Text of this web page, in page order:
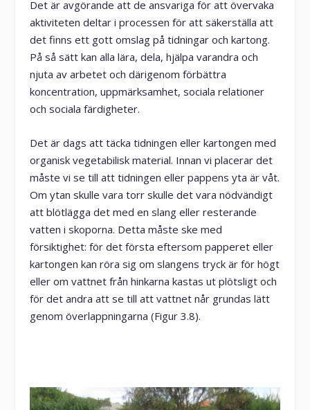
Det är avgörande att de ansvariga för att övervaka
aktiviteten deltar i processen för att säkerställa att
det finns ett gott omslag på tidningar och kartong.
På så sätt kan alla lära, dela, hjälpa varandra och
njuta av arbetet och därigenom förbättra
koncentration, uppmärksamhet, sociala relationer
och sociala färdigheter.
Det är dags att täcka tidningen eller kartongen med
organisk vegetabilisk material. Innan vi placerar det
måste vi se till att tidningen eller pappens yta är våt.
Om ytan skulle vara torr skulle det vara nödvändigt
att blötlägga det med en slang eller resterande
vatten i skoporna. Detta måste ske med
försiktighet: för det första eftersom papperet eller
kartongen kan röra sig om slangens tryck är för högt
eller om vattnet från hinkarna kastas ut plötsligt och
för det andra att se till att vattnet når grundas lätt
genom överlappningarna (Figur 3.8).